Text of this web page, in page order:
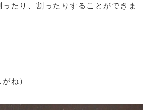
たり、割ったりすることができま
ね）